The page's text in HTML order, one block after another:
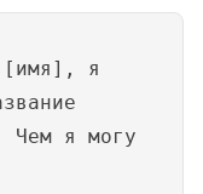
[имя], я
Чем я могу